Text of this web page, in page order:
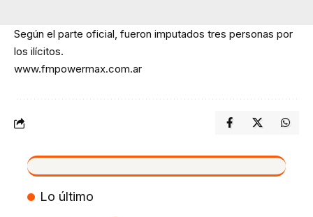
Según el parte oficial, fueron imputados tres personas por
los ilícitos.
www.fmpowermax.com.ar
VIVO
Lo último